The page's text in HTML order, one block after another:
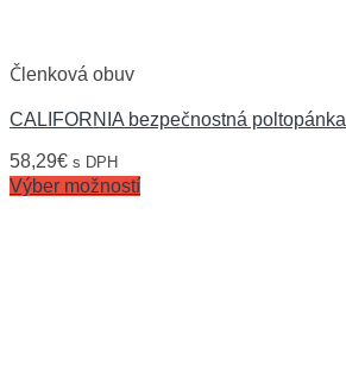
Členková obuv
CALIFORNIA bezpečnostná poltopánka
58,29€ s DPH
Výber možností